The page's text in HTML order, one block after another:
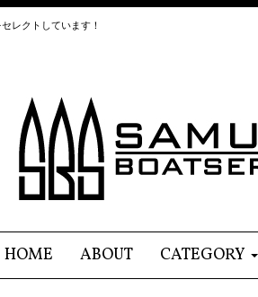
レクトしています！
HOME ABOUT CATEGORY